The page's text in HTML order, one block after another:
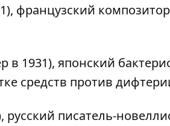
французский
в 1931), японский
средств против
писатель-